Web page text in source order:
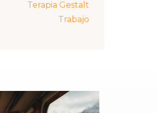
Terapia Gestalt
Trabajo